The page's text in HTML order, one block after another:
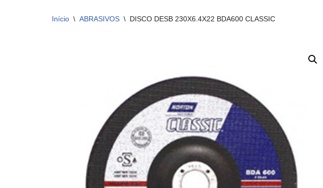
Início \ ABRASIVOS \ DISCO DESB 230X6.4X22 BDA600 CLASSIC